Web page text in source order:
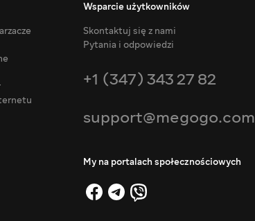
Wsparcie użytkowników
Skontaktuj się z nami
Pytania i odpowiedzi
+1 (347) 343 27 82
support@megogo.com
My na portalach społecznościowych